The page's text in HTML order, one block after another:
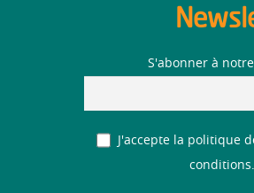
S'abonner à
J'accepte la politique